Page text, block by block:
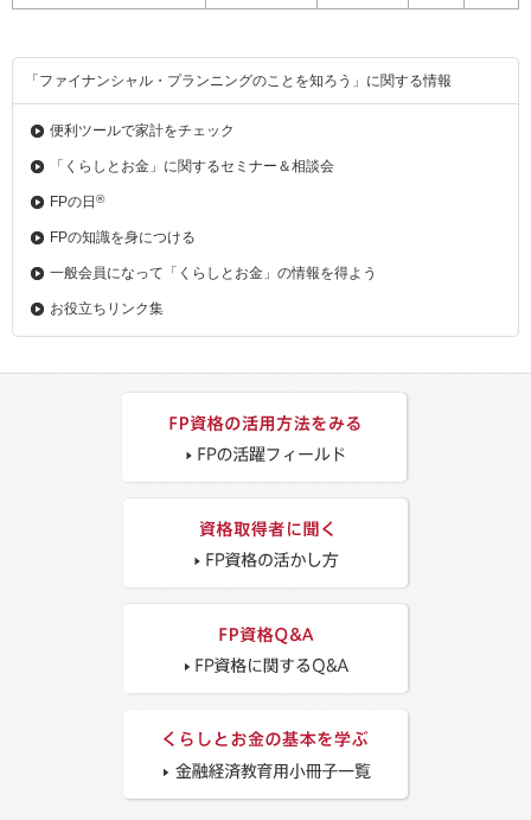
「ファイナンシャル・プランニングのことを知ろう」に関する情報
便利ツールで家計をチェック
「くらしとお金」に関するセミナー＆相談会
FPの日 ®
FPの知識を身につける
一般会員になって「くらしとお金」の情報を得よう
お役立ちリンク集